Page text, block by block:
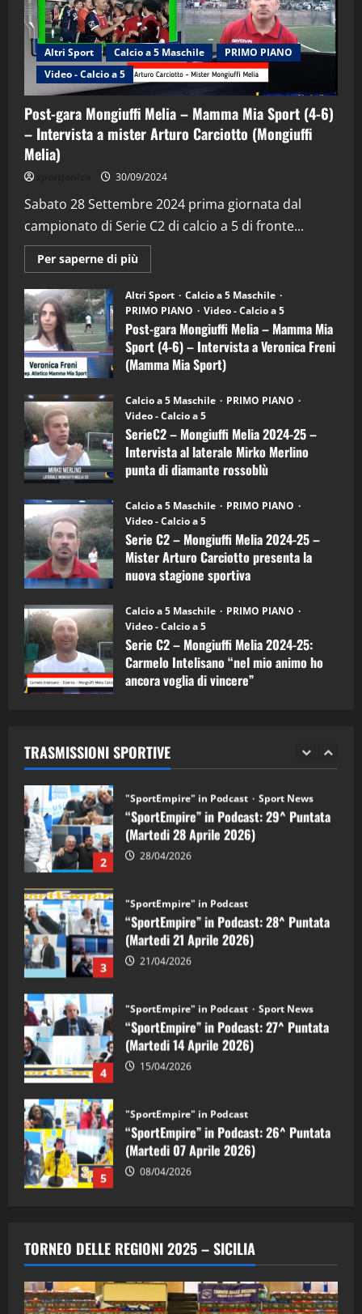
Altri Sport Calcio a 5 Maschile
PRIMO PIANO
Video - Calcio a 5
Post-gara Mongiuffi Melia – Mamma Mia Sport (4-6)
– Intervista a mister Arturo Carciotto (Mongiuffi
Melia)
30/09/2024
Sabato 28 Settembre 2024 prima giornata dal
campionato di Serie C2 di calcio a 5 di fronte...
Per saperne di più
informazioni
Post-
gara
Mongiuffi
Melia
–
Mamma
Mia
Sport
6)
–
Intervista
a
mister
Arturo
Carciotto
(Mongiuffi
Altri Sport
Calcio a 5 Maschile
PRIMO PIANO
Video - Calcio a 5
Post-gara Mongiuffi Melia – Mamma Mia
Sport (4-6) – Intervista a Veronica Freni
(Mamma Mia Sport)
Calcio a 5 Maschile
PRIMO PIANO
Video - Calcio a 5
SerieC2 – Mongiuffi Melia 2024-25 –
Intervista al laterale Mirko Merlino
punta di diamante rossoblù
Calcio a 5 Maschile
PRIMO PIANO
Video - Calcio a 5
Serie C2 – Mongiuffi Melia 2024-25 –
Mister Arturo Carciotto presenta la
nuova stagione sportiva
Calcio a 5 Maschile
PRIMO PIANO
Video - Calcio a 5
Serie C2 – Mongiuffi Melia 2024-25:
Carmelo Intelisano “nel mio animo ho
ancora voglia di vincere”
TRASMISSIONI SPORTIVE
2
“SportEmpire” in Podcast: 29^ Puntata
(Martedi 28 Aprile 2026)
28/04/2026
3
"SportEmpire" in Podcast
“SportEmpire” in Podcast: 28^ Puntata
(Martedi 21 Aprile 2026)
21/04/2026
4
“SportEmpire” in Podcast: 27^ Puntata
(Martedi 14 Aprile 2026)
15/04/2026
5
“SportEmpire” in Podcast: 26^ Puntata
(Martedi 07 Aprile 2026)
08/04/2026
1
“SportEmpire” in Podcast: 30^ Puntata
(Martedi 05 Maggio 2026)
08/05/2026
2 28/04/2026
3
"SportEmpire" in Podcast
“SportEmpire” in Podcast: 28^ Puntata
(Martedi 21 Aprile 2026)
21/04/2026
4
"SportEmpire" in Podcast
“SportEmpire” in Podcast: 27^ Puntata
(Martedi 14 Aprile 2026)
15/04/2026
5
"SportEmpire" in Podcast
“SportEmpire” in Podcast: 26^ Puntata
(Martedi 07 Aprile 2026)
08/04/2026
1
"SportEmpire" in Podcast
“SportEmpire” in Podcast: 30^ Puntata
(Martedi 05 Maggio 2026)
08/05/2026
2
“SportEmpire” in Podcast: 29^ Puntata
(Martedi 28 Aprile 2026)
28/04/2026
TORNEO DELLE REGIONI 2025 – SICILIA